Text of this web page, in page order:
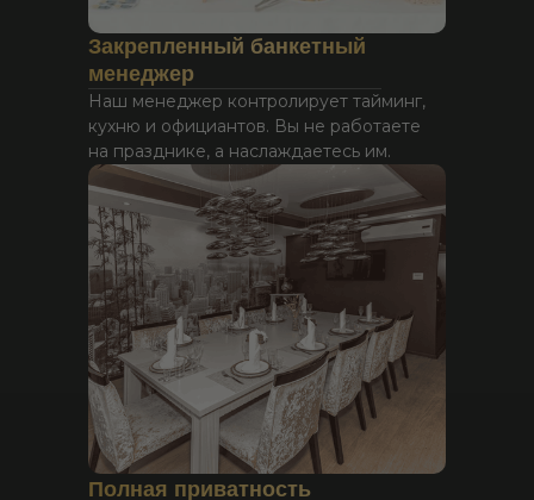
Закрепленный банкетный
менеджер
Наш менеджер контролирует тайминг,
кухню и официантов. Вы не работаете
на празднике, а наслаждаетесь им.
Полная приватность
Барбекю-площадки
Для больших компаний (от 11 гостей)
у нас действует депозит в ресторан (500
₽ на гостя + 15% за обслуживание). На эту
сумму вы заказываете из нашего
ресторана вкуснейшие блюда и напитки,
которые мы красиво подадим в вашу
беседку. Возвратный залог за